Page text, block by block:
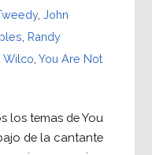
, John
Randy
Wilco You Are Not
los temas de You
de la cantante